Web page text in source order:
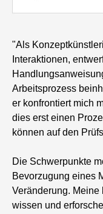
"Als
Interaktionen,
Arbeitsprozess
er konfrontiert mich
dies erst einen
können auf den
Die Schwerpunkte
Bevorzugung eines
Veränderung. Meine
wissen und